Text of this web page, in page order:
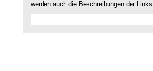
werden auch die Beschreibungen der